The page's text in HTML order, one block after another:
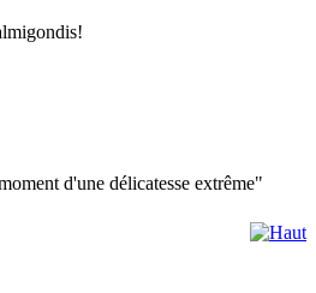
d'une délicatesse extrême"